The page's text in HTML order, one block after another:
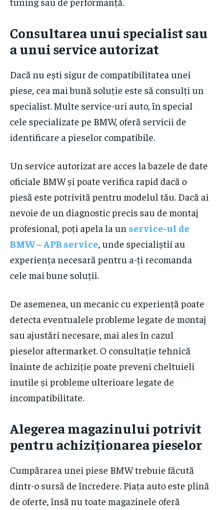
Consultarea unui specialist sau
a unui service autorizat
Dacă nu ești sigur de compatibilitatea unei
piese, cea mai bună soluție este să consulți un
specialist. Multe service-uri auto, în special
cele specializate pe BMW, oferă servicii de
identificare a pieselor compatibile.
Un service autorizat are acces la bazele de date
oficiale BMW și poate verifica rapid dacă o
piesă este potrivită pentru modelul tău. Dacă ai
nevoie de un diagnostic precis sau de montaj
profesional, poți apela la un service-ul de
BMW – APB service, unde specialiștii au
experiența necesară pentru a-ți recomanda
cele mai bune soluții.
De asemenea, un mecanic cu experiență poate
detecta eventualele probleme legate de montaj
sau ajustări necesare, mai ales în cazul
pieselor aftermarket. O consultație tehnică
înainte de achiziție poate preveni cheltuieli
inutile și probleme ulterioare legate de
incompatibilitate.
Alegerea magazinului potrivit
pentru achiziționarea pieselor
Cumpărarea unei piese BMW trebuie făcută
dintr-o sursă de încredere. Piața auto este plină
de oferte, însă nu toate magazinele oferă